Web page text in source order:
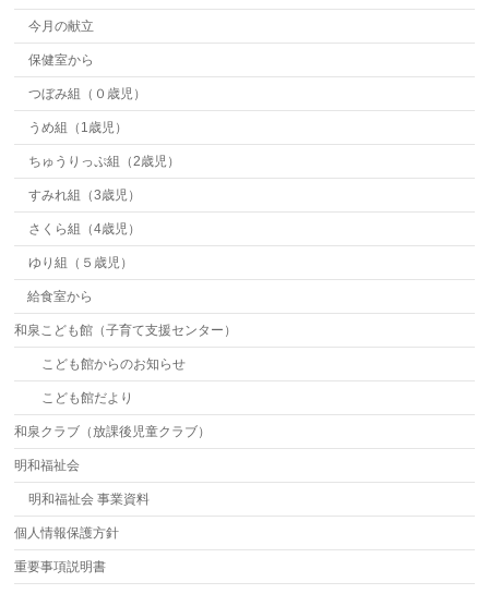
今月の献立
保健室から
つぼみ組（０歳児）
うめ組（1歳児）
ちゅうりっぷ組（2歳児）
すみれ組（3歳児）
さくら組（4歳児）
ゆり組（５歳児）
給食室から
和泉こども館（子育て支援センター）
こども館からのお知らせ
こども館だより
和泉クラブ（放課後児童クラブ）
明和福祉会
明和福祉会 事業資料
個人情報保護方針
重要事項説明書